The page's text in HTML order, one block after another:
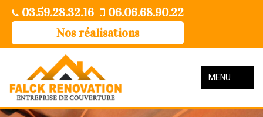
03.59.28.32.16
06.06.68.90.22
Nos réalisations
MENU